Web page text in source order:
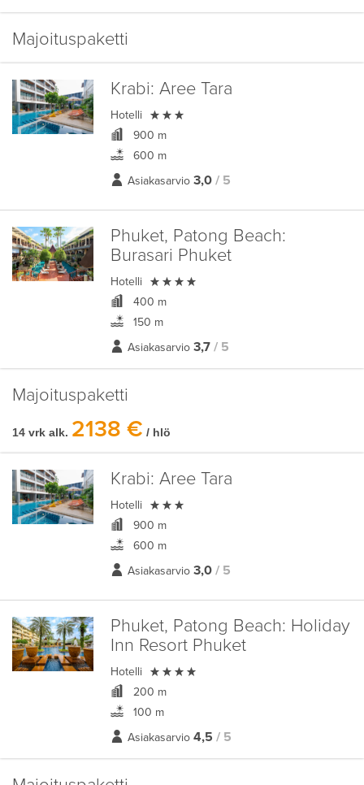
Majoituspaketti
Krabi: Aree Tara
Hotelli 
900 m
600 m
Asiakasarvio 3,0 / 5
Phuket, Patong Beach:
Burasari Phuket
Hotelli 
400 m
150 m
Asiakasarvio 3,7 / 5
Majoituspaketti
14 vrk alk. 2138 € / hlö
Krabi: Aree Tara
Hotelli 
900 m
600 m
Asiakasarvio 3,0 / 5
Phuket, Patong Beach: Holiday
Inn Resort Phuket
Hotelli 
200 m
100 m
Asiakasarvio 4,5 / 5